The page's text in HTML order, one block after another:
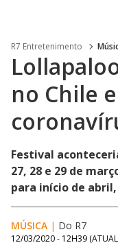
R7 Entretenimento
no Chile
Festival
27, 28 e 29 de
para início de
MÚSICA | Do R7
12/03/2020 - 12H39